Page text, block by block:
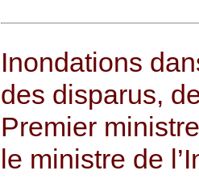
Inondations
des disparus,
Premier
le ministre de